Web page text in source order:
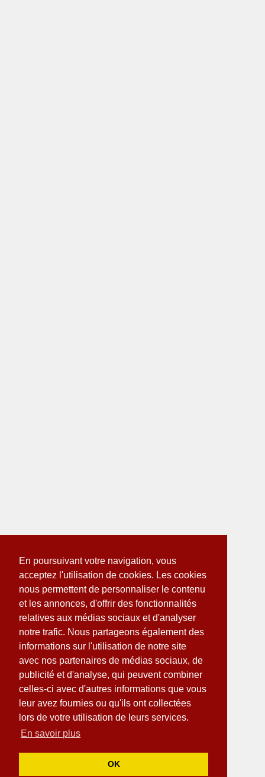
En poursuivant votre navigation, vous
acceptez l'utilisation de cookies. Les cookies
nous permettent de personnaliser le contenu
et les annonces, d'offrir des fonctionnalités
relatives aux médias sociaux et d'analyser
notre trafic. Nous partageons également des
informations sur l'utilisation de notre site
avec nos partenaires de médias sociaux, de
publicité et d'analyse, qui peuvent combiner
celles-ci avec d'autres informations que vous
leur avez fournies ou qu'ils ont collectées
lors de votre utilisation de leurs services.
En savoir plus
OK